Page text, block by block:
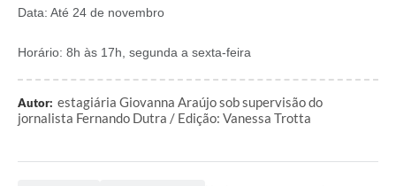
Data: Até 24 de novembro
Horário: 8h às 17h, segunda a sexta-feira
Autor: estagiária Giovanna Araújo sob supervisão do
jornalista Fernando Dutra / Edição: Vanessa Trotta